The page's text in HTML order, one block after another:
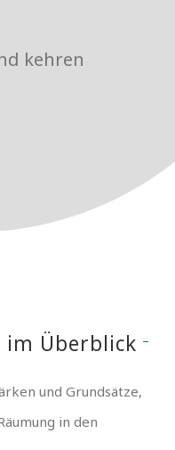
kehren
im Überblick
und Grundsätze,
in den